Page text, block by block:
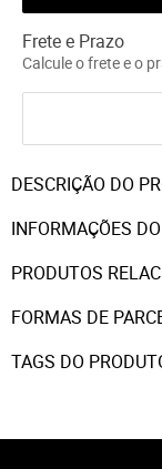
Frete e Prazo
Calcule o frete e o
DESCRIÇÃO DO
INFORMAÇÕES
PRODUTOS
FORMAS DE
TAGS DO